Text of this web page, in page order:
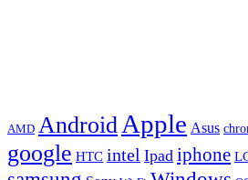
AMD Android Apple Asus
google HTC intel Ipad iphone